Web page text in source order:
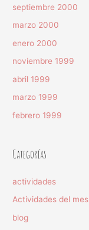
septiembre 2000
marzo 2000
enero 2000
noviembre 1999
abril 1999
marzo 1999
febrero 1999
Categorías
actividades
Actividades del mes
blog